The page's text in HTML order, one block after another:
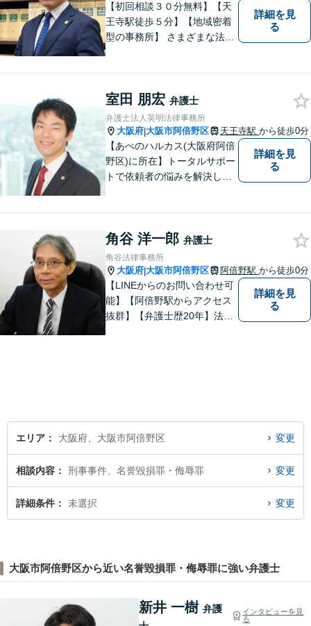
【初回相談３０分無料】【天
王寺駅徒歩５分】【地域密着
型の事務所】 さまざまな法律
相続、インターネット上のト
ラブルに注力！！
詳細を見
る
室田 朋宏 弁護士
弁護士法人英明法律事務所
大阪府|大阪市阿倍野区 天王寺駅 から徒歩0分
【あべのハルカス(大阪府阿倍
野区)に所在】トータルサポー
トで依頼者の悩みを解決しま
詳細を見
る
角谷 洋一郎 弁護士
角谷法律事務所
大阪府|大阪市阿倍野区 阿倍野駅 から徒歩0分
【LINEからのお問い合わせ可
能】【阿倍野駅からアクセス
抜群】【弁護士歴20年】法テ
詳細を見
る
エリア 大阪府、大阪市阿倍野区 変更
相談内容 刑事事件、名誉毀損罪・侮辱罪 変更
詳細条件 未選択 変更
大阪市阿倍野区から近い名誉毀損罪・侮辱罪に強い弁護士
新井 一樹 弁護
インタビューを見
る